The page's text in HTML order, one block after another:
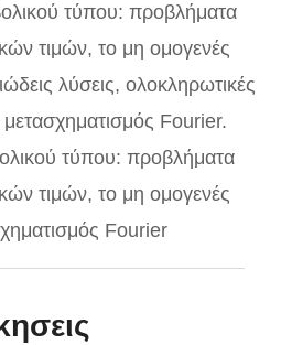
τύπου: προβλήματα
τιμών, το μη ομογενές
λύσεις, ολοκληρωτικές
Fourier.
τύπου: προβλήματα
τιμών, το μη ομογενές
Fourier